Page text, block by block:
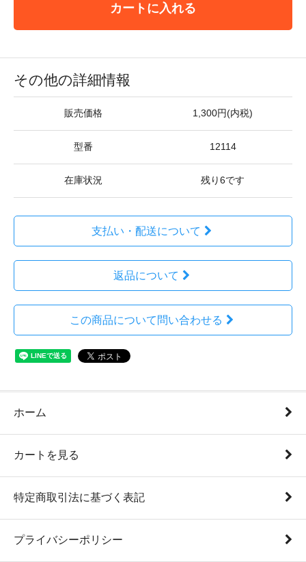
カートに入れる
その他の詳細情報
販売価格 1,300円(内税)
型番 12114
在庫状況 残り6です
支払い・配送について
返品について
この商品について問い合わせる
ホーム
カートを見る
特定商取引法に基づく表記
プライバシーポリシー